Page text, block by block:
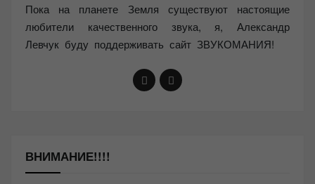
Пока на планете Земля существуют настоящие
любители качественного звука, я, Александр
Левчук буду поддерживать сайт ЗВУКОМАНИЯ!
ВНИМАНИЕ!!!!